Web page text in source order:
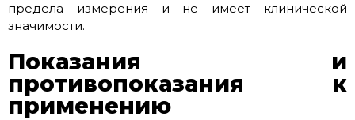
предела измерения и не имеет клинической
значимости.
Показания и
противопоказания к
применению